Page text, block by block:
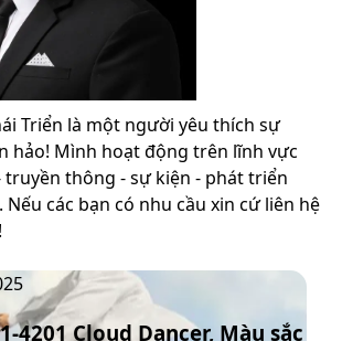
Triển là một người yêu thích sự
hảo! Mình hoạt động trên lĩnh vực
truyền thông - sự kiện - phát triển
Nếu các bạn có nhu cầu xin cứ liên hệ
4201 Cloud Dancer, Màu sắc